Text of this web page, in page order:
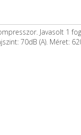
Javasolt 1
70dB (A). Méret: